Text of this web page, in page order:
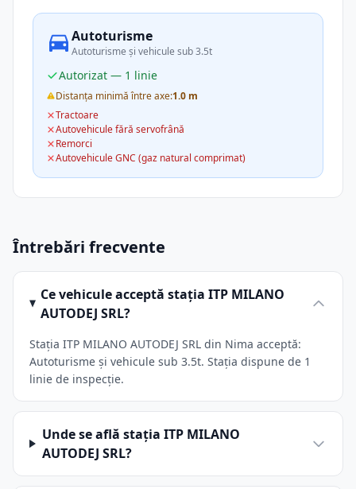
Autoturisme
Autoturisme și vehicule sub 3.5t
Autorizat — 1 linie
Distanța minimă între axe:1.0 m
Tractoare
Autovehicule fără servofrână
Remorci
Autovehicule GNC (gaz natural comprimat)
Întrebări frecvente
Ce vehicule acceptă stația ITP MILANO
AUTODEJ SRL?
Stația ITP MILANO AUTODEJ SRL din Nima acceptă:
Autoturisme și vehicule sub 3.5t. Stația dispune de 1
linie de inspecție.
Unde se află stația ITP MILANO
AUTODEJ SRL?